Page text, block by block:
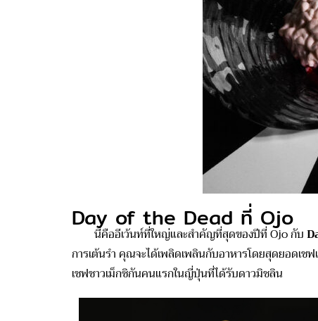
Day of the Dead ที่ Ojo
นี่คืออีเว้นท์ที่ใหญ่และสำคัญที่สุดของปีที่ Ojo กับ
การเต้นรำ คุณจะได้เพลิดเพลินกับอาหารโดยสุดยอดเ
เชฟชาวเม็กซิกันคนแรกในญี่ปุ่นที่ได้รับดาวมิชลิน